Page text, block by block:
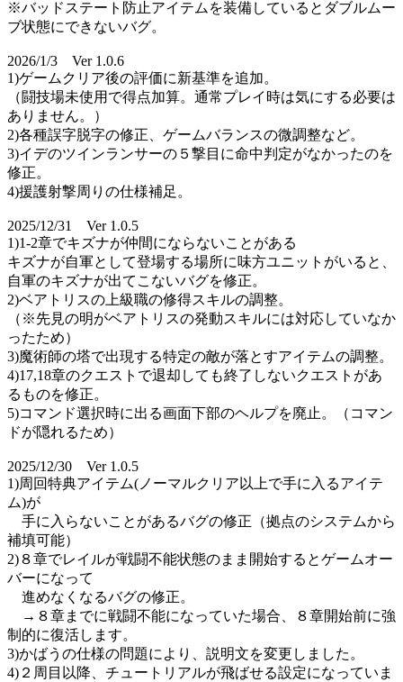
※バッドステート防止アイテムを装備しているとダブルムー
ブ状態にできないバグ。
2026/1/3 Ver 1.0.6
1)ゲームクリア後の評価に新基準を追加。
（闘技場未使用で得点加算。通常プレイ時は気にする必要は
ありません。）
2)各種誤字脱字の修正、ゲームバランスの微調整など。
3)イデのツインランサーの５撃目に命中判定がなかったのを
修正。
4)援護射撃周りの仕様補足。
2025/12/31 Ver 1.0.5
1)1-2章でキズナが仲間にならないことがある
キズナが自軍として登場する場所に味方ユニットがいると、
自軍のキズナが出てこないバグを修正。
2)ベアトリスの上級職の修得スキルの調整。
（※先見の明がベアトリスの発動スキルには対応していなか
ったため）
3)魔術師の塔で出現する特定の敵が落とすアイテムの調整。
4)17,18章のクエストで退却しても終了しないクエストがあ
るものを修正。
5)コマンド選択時に出る画面下部のヘルプを廃止。（コマン
ドが隠れるため）
2025/12/30 Ver 1.0.5
1)周回特典アイテム(ノーマルクリア以上で手に入るアイテ
ム)が
手に入らないことがあるバグの修正（拠点のシステムから
補填可能）
2)８章でレイルが戦闘不能状態のまま開始するとゲームオー
バーになって
進めなくなるバグの修正。
→８章までに戦闘不能になっていた場合、８章開始前に強
制的に復活します。
3)かばうの仕様の問題により、説明文を変更しました。
4)２周目以降、チュートリアルが飛ばせる設定になっていま